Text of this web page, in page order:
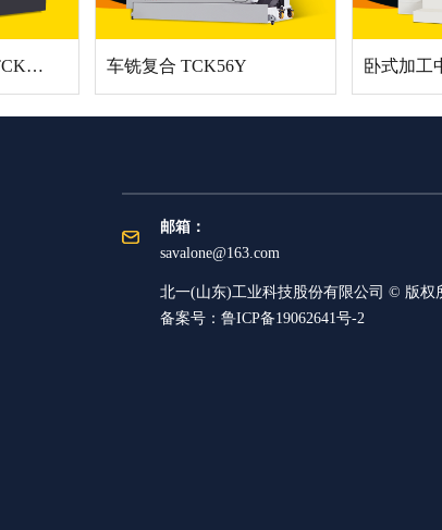
插补Y轴车铣复合 TCK2100LY 车铣复合 TCK56Y 卧式加工
邮箱：
savalone@163.com
北一(山东)工业科技股份有限公司 © 版权
备案号： 鲁ICP备19062641号-2